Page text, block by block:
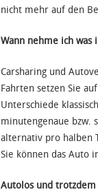
nicht mehr auf den
Wann nehme ich
Carsharing und
Fahrten setzen Sie
Unterschiede
minutengenaue bzw.
alternativ pro halben
Sie können das Auto
Autolos und